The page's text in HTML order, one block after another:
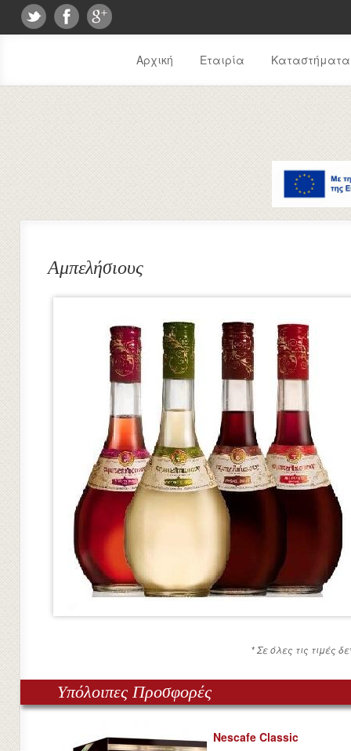
Αρχική Εταιρία Καταστήματα
Αμπελήσιους
* Σε όλες τις τιμές
Υπόλοιπες Προσφορές
Nescafe Classic